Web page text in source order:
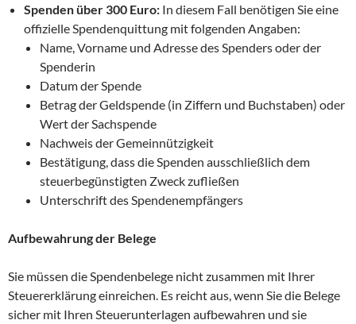
Spenden über 300 Euro: In diesem Fall benötigen Sie eine
offizielle Spendenquittung mit folgenden Angaben:
Name, Vorname und Adresse des Spenders oder der
Spenderin
Datum der Spende
Betrag der Geldspende (in Ziffern und Buchstaben) oder
Wert der Sachspende
Nachweis der Gemeinnützigkeit
Bestätigung, dass die Spenden ausschließlich dem
steuerbegünstigten Zweck zufließen
Unterschrift des Spendenempfängers
Aufbewahrung der Belege
Sie müssen die Spendenbelege nicht zusammen mit Ihrer
Steuererklärung einreichen. Es reicht aus, wenn Sie die Belege
sicher mit Ihren Steuerunterlagen aufbewahren und sie